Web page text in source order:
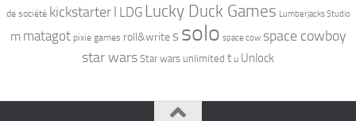
de société kickstarter l LDG Lucky Duck Games Lumberjacks Studio
m matagot pixie games roll&write s solo space cow space cowboy
star wars Star wars unlimited t u Unlock